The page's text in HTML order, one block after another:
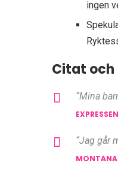
ingen
Citat och
“Mina
EXPRESSEN
“Jag går
MONTANA